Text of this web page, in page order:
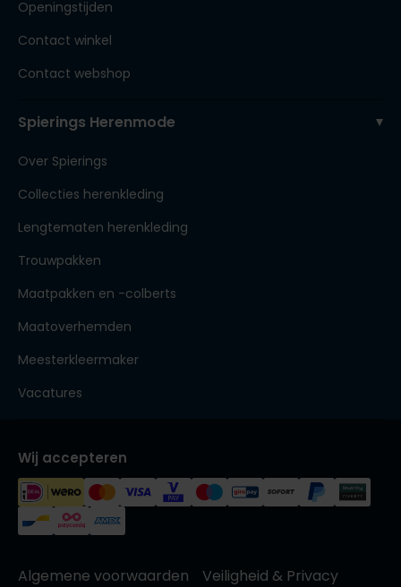
Openingstijden
Contact winkel
Contact webshop
Spierings Herenmode
Over Spierings
Collecties herenkleding
Lengtematen herenkleding
Trouwpakken
Maatpakken en -colberts
Maatoverhemden
Meesterkleermaker
Vacatures
Wij accepteren
Algemene voorwaarden
Veiligheid & Privacy